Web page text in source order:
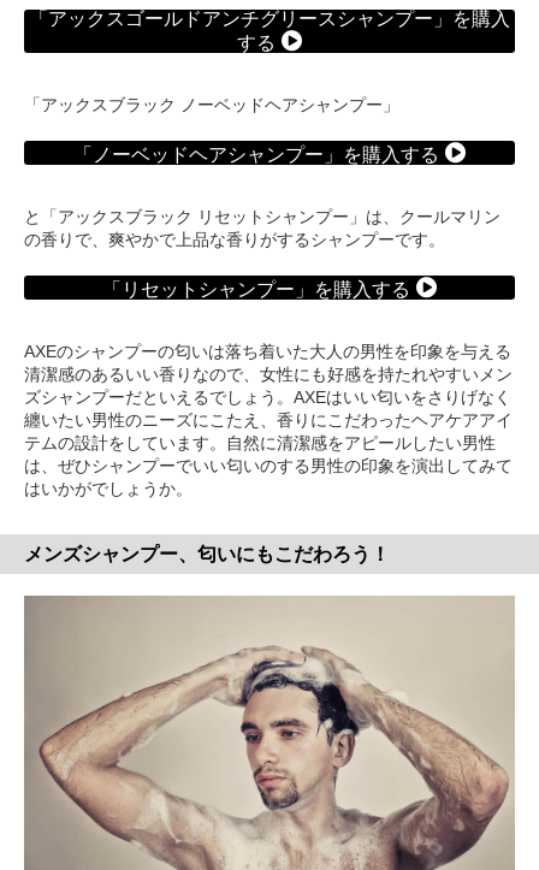
「アックスゴールドアンチグリースシャンプー」を購入
する
「アックスブラック ノーベッドヘアシャンプー」
「ノーベッドヘアシャンプー」を購入する
と「アックスブラック リセットシャンプー」は、クールマリン
の香りで、爽やかで上品な香りがするシャンプーです。
「リセットシャンプー」を購入する
AXEのシャンプーの匂いは落ち着いた大人の男性を印象を与える
清潔感のあるいい香りなので、女性にも好感を持たれやすいメン
ズシャンプーだといえるでしょう。AXEはいい匂いをさりげなく
纏いたい男性のニーズにこたえ、香りにこだわったヘアケアアイ
テムの設計をしています。自然に清潔感をアピールしたい男性
は、ぜひシャンプーでいい匂いのする男性の印象を演出してみて
はいかがでしょうか。
メンズシャンプー、匂いにもこだわろう！